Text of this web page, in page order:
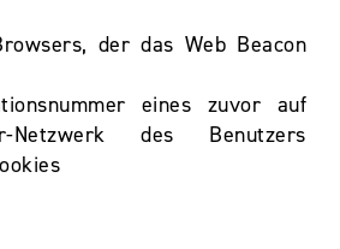
der das Web Beacon
eines zuvor auf
Netzwerk des Benutzers